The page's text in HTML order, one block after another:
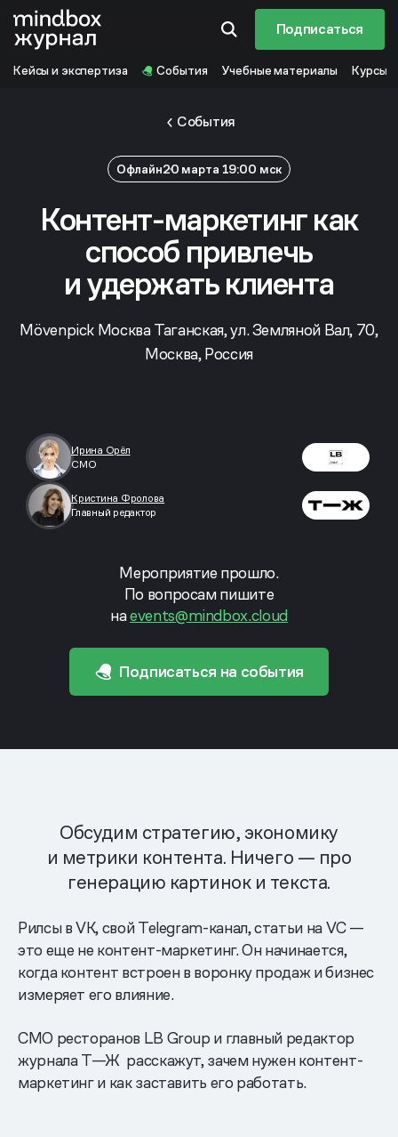
Подписаться
Кейсы и экспертиза События Учебные материалы Курсы
События
Офлайн20 марта 19:00 мск
Контент-маркетинг как
способ привлечь
и удержать клиента
Mövenpick Москва Таганская, ул. Земляной Вал, 70,
Москва, Россия
Ирина Орёл
СМО
Кристина Фролова
Главный редактор
Мероприятие прошло.
По вопросам пишите
наevents@mindbox.cloud
Подписаться на события
Обсудим стратегию, экономику
и метрики контента. Ничего — про
генерацию картинок и текста.
Рилсы в VK, свой Telegram-канал, статьи на VC —
это еще не контент-маркетинг. Он начинается,
когда контент встроен в воронку продаж и бизнес
измеряет его влияние.
СМО ресторанов LB Group и главный редактор
журнала Т—Ж расскажут, зачем нужен контент-
маркетинг и как заставить его работать.